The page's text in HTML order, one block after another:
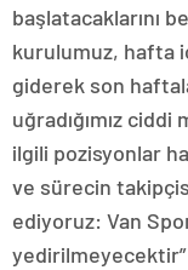
başlatacaklarını
kurulumuz, hafta
giderek son
uğradığımız
ilgili pozisyonlar
ve sürecin
ediyoruz: Van